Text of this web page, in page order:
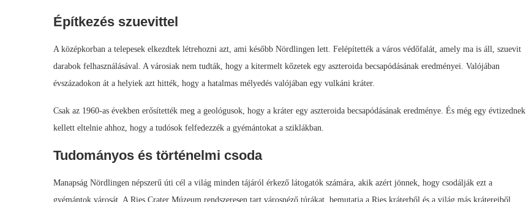
Építkezés szuevittel
A középkorban a telepesek elkezdtek létrehozni azt, ami később Nördlingen lett. Felépítették a város védőfalát, amely ma is áll, szuevit
darabok felhasználásával. A városiak nem tudták, hogy a kitermelt kőzetek egy aszteroida becsapódásának eredményei. Valójában
évszázadokon át a helyiek azt hitték, hogy a hatalmas mélyedés valójában egy vulkáni kráter.
Csak az 1960-as években erősítették meg a geológusok, hogy a kráter egy aszteroida becsapódásának eredménye. És még egy évtizednek
kellett eltelnie ahhoz, hogy a tudósok felfedezzék a gyémántokat a sziklákban.
Tudományos és történelmi csoda
Manapság Nördlingen népszerű úti cél a világ minden tájáról érkező látogatók számára, akik azért jönnek, hogy csodálják ezt a
gyémántok városát. A Ries Crater Múzeum rendszeresen tart városnéző túrákat, bemutatja a Ries kráterből és a világ más krátereiből